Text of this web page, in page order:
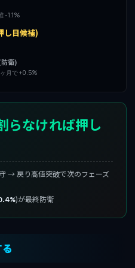
-1.1%
し目候補)
衛)
月で +0.5%
らなければ押し
→ 戻り高値突破で次のフェーズ
)が最終防衛